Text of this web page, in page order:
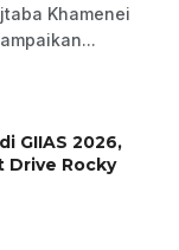
Khamenei
GIIAS 2026,
Drive Rocky